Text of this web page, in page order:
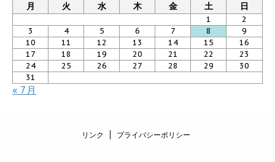
月
火 水 木 金 土 日
1
2
3
4 5 6 7 8
9
10
11 12 13 14 15
16
17
18 19 20 21 22
23
24
25 26 27 28 29
30
31
« 7月
リンク プライバシーポリシー